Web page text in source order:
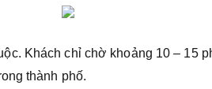
Khách chỉ chờ khoảng 10 – 15
thành phố.